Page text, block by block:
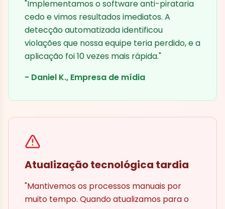
"Implementamos o software anti-pirataria
cedo e vimos resultados imediatos. A
detecção automatizada identificou
violações que nossa equipe teria perdido, e a
aplicação foi 10 vezes mais rápida."
- Daniel K., Empresa de mídia
Atualização tecnológica tardia
"Mantivemos os processos manuais por
muito tempo. Quando atualizamos para o